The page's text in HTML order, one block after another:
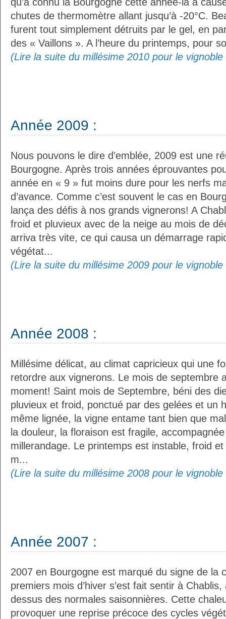
chutes de thermomètre allant jusqu’à -20°C.
furent tout simplement détruits par le gel, en
des « Vaillons ». A l’heure du printemps, pour
(Lire la suite du millésime 2010 pour le
Année 2009 :
Nous pouvons le dire d’emblée, 2009 est une
Bourgogne. Après trois années éprouvantes
année en « 9 » fut moins dure pour les nerfs
d’avance. Comme c’est souvent le cas en
lança des défis à nos grands vignerons! A
froid et pluvieux avec de la neige au mois de
arriva très vite, ce qui causa un démarrage
végétat...
(Lire la suite du millésime 2009 pour le
Année 2008 :
Millésime délicat, au climat capricieux qui une
retordre aux vignerons. Le mois de septembre
moment! Saint mois de Septembre, béni des
pluvieux et froid, ponctué par des gelées et un
même lignée, la vigne entame tant bien que
la douleur, la floraison est fragile,
millerandage. Le printemps est instable, froid
m...
(Lire la suite du millésime 2008 pour le
Année 2007 :
2007 en Bourgogne est marqué du signe de la
premiers mois d’hiver s’est fait sentir à
dessus des normales saisonnières. Cette
provoquer une reprise précoce des cycles